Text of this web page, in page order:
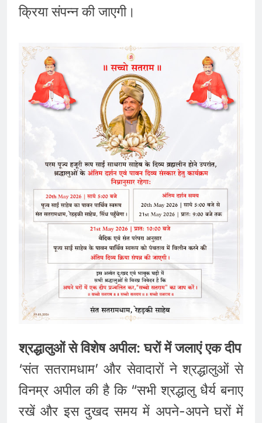
क्रिया संपन्न की जाएगी।
श्रद्धालुओं से विशेष अपील: घरों में जलाएं एक दीप
‘संत सतरामधाम’ और सेवादारों ने श्रद्धालुओं से
विनम्र अपील की है कि “सभी श्रद्धालु धैर्य बनाए
रखें और इस दुखद समय में अपने-अपने घरों में